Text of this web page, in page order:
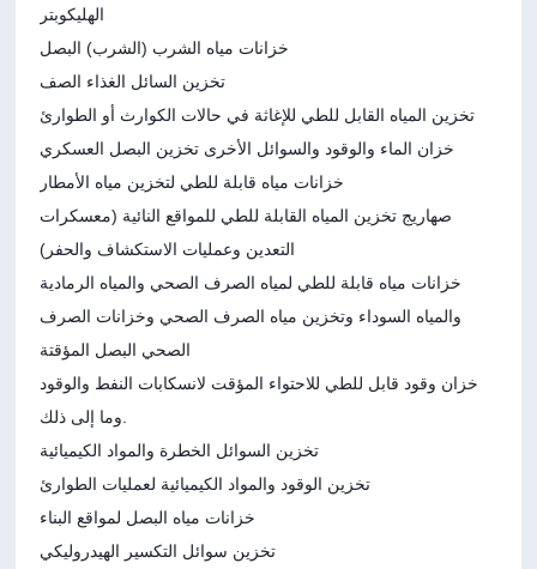
الهليكوبتر
خزانات مياه الشرب (الشرب) البصل
تخزين السائل الغذاء الصف
تخزين المياه القابل للطي للإغاثة في حالات الكوارث أو الطوارئ
خزان الماء والوقود والسوائل الأخرى تخزين البصل العسكري
خزانات مياه قابلة للطي لتخزين مياه الأمطار
صهاريج تخزين المياه القابلة للطي للمواقع النائية (معسكرات
التعدين وعمليات الاستكشاف والحفر)
خزانات مياه قابلة للطي لمياه الصرف الصحي والمياه الرمادية
والمياه السوداء وتخزين مياه الصرف الصحي وخزانات الصرف
الصحي البصل المؤقتة
خزان وقود قابل للطي للاحتواء المؤقت لانسكابات النفط والوقود
تخزين السوائل الخطرة والمواد الكيميائية
تخزين الوقود والمواد الكيميائية لعمليات الطوارئ
خزانات مياه البصل لمواقع البناء
تخزين سوائل التكسير الهيدروليكي